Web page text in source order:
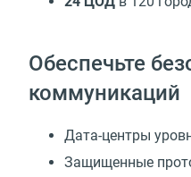
Обеспечьте
коммуникаций
Дата-центры
Защищенные